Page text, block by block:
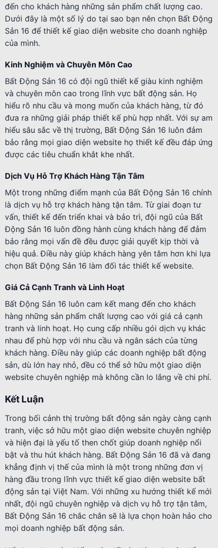
đến cho khách hàng những sản phẩm chất lượng cao.
Dưới đây là một số lý do tại sao bạn nên chọn Bất Động
Sản 16 để thiết kế giao diện website cho doanh nghiệp
của mình.
Kinh Nghiệm và Chuyên Môn Cao
Bất Động Sản 16 có đội ngũ thiết kế giàu kinh nghiệm
và chuyên môn cao trong lĩnh vực bất động sản. Họ
hiểu rõ nhu cầu và mong muốn của khách hàng, từ đó
đưa ra những giải pháp thiết kế phù hợp nhất. Với sự am
hiểu sâu sắc về thị trường, Bất Động Sản 16 luôn đảm
bảo rằng mọi giao diện website họ thiết kế đều đáp ứng
được các tiêu chuẩn khắt khe nhất.
Dịch Vụ Hỗ Trợ Khách Hàng Tận Tâm
Một trong những điểm mạnh của Bất Động Sản 16 chính
là dịch vụ hỗ trợ khách hàng tận tâm. Từ giai đoạn tư
vấn, thiết kế đến triển khai và bảo trì, đội ngũ của Bất
Động Sản 16 luôn đồng hành cùng khách hàng để đảm
bảo rằng mọi vấn đề đều được giải quyết kịp thời và
hiệu quả. Điều này giúp khách hàng yên tâm hơn khi lựa
chọn Bất Động Sản 16 làm đối tác thiết kế website.
Giá Cả Cạnh Tranh và Linh Hoạt
Bất Động Sản 16 luôn cam kết mang đến cho khách
hàng những sản phẩm chất lượng cao với giá cả cạnh
tranh và linh hoạt. Họ cung cấp nhiều gói dịch vụ khác
nhau để phù hợp với nhu cầu và ngân sách của từng
khách hàng. Điều này giúp các doanh nghiệp bất động
sản, dù lớn hay nhỏ, đều có thể sở hữu một giao diện
website chuyên nghiệp mà không cần lo lắng về chi phí.
Kết Luận
Trong bối cảnh thị trường bất động sản ngày càng cạnh
tranh, việc sở hữu một giao diện website chuyên nghiệp
và hiện đại là yếu tố then chốt giúp doanh nghiệp nổi
bật và thu hút khách hàng. Bất Động Sản 16 đã và đang
khẳng định vị thế của mình là một trong những đơn vị
hàng đầu trong lĩnh vực thiết kế giao diện website bất
động sản tại Việt Nam. Với những xu hướng thiết kế mới
nhất, đội ngũ chuyên nghiệp và dịch vụ hỗ trợ tận tâm,
Bất Động Sản 16 chắc chắn sẽ là lựa chọn hoàn hảo cho
mọi doanh nghiệp bất động sản.